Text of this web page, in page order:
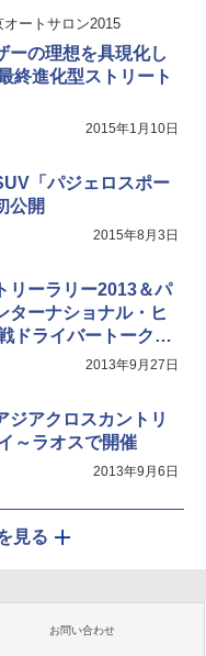
オートサロン2015
ーの理想を具現化し
終進化型ストリート
2015年1月10日
「パジェロスポー
公開
2015年8月3日
リーラリー2013＆パ
ターナショナル・ヒ
ドライバートークシ
2013年9月27日
ジアクロスカントリ
～ラオスで開催
2013年9月6日
見る
お問い合わせ